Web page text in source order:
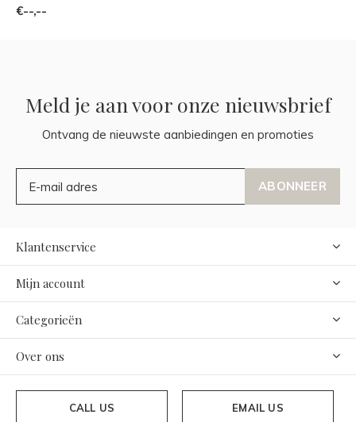
€--,--
Meld je aan voor onze nieuwsbrief
Ontvang de nieuwste aanbiedingen en promoties
ABONNEER
Klantenservice
Mijn account
Categorieën
Over ons
CALL US EMAIL US